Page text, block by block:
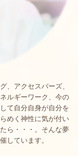
、アクセスバーズ、
ルギーワーク、今の
て自分自身が自分を
めく神性に気が付い
ら・・・。そんな夢
ています。